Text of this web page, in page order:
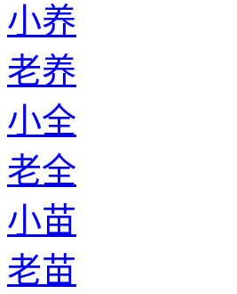
小养
老养
小全
老全
小苗
老苗